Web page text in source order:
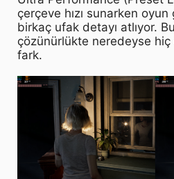
çerçeve hızı sunarken
birkaç ufak detayı atlıyor.
çözünürlükte neredeyse
fark.